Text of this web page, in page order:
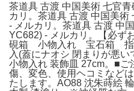
茶道具 古渡 中国美術 七官
カリ。茶道具 古渡 中国美
- メルカリ。茶道具 古渡 中
YC682) - メルカリ。【必ず
硯箱 小物入れ 宝石箱 指
入(蓋にナオシ 閉まりが悪
小物入れ 装飾皿 27cm。■
傷、変色、使用ヘコミなど
たします。AO88 沈朱蒔絵